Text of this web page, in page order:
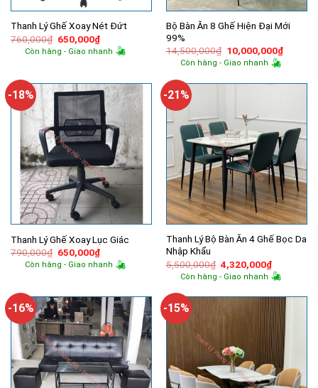
Thanh Lý Ghế Xoay Nét Đứt
760,000₫ Giá
gốc
là:
650,000₫Giá
hiện
tại
Còn hàng - Giao nhanh
Bộ Bàn Ăn 8 Ghế Hiện Đại Mới
99%
14,500,000₫ Giá
gốc
là:
10,000,000₫Giá
hiện
Còn hàng - Giao nhanh
-18%
Thanh Lý Ghế Xoay Lục Giác
790,000₫ Giá
gốc
là:
650,000₫Giá
hiện
tại
Còn hàng - Giao nhanh
-21%
Thanh Lý Bộ Bàn Ăn 4 Ghế Bọc Da
Nhập Khẩu
5,500,000₫ Giá
gốc
là:
4,320,000₫Giá
hiện
tại
Còn hàng - Giao nhanh
-16% -15%